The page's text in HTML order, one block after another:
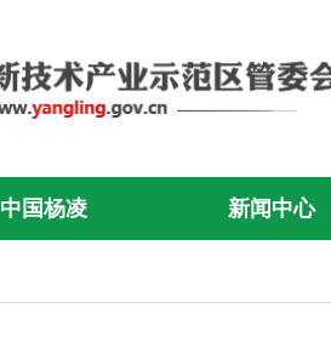
中国杨凌 新闻中心